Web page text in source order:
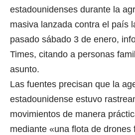
estadounidenses durante la
masiva lanzada contra el país
pasado sábado 3 de enero,
Times, citando a personas
asunto.
Las fuentes precisan que la
estadounidense estuvo
movimientos de manera
mediante «una flota de drones